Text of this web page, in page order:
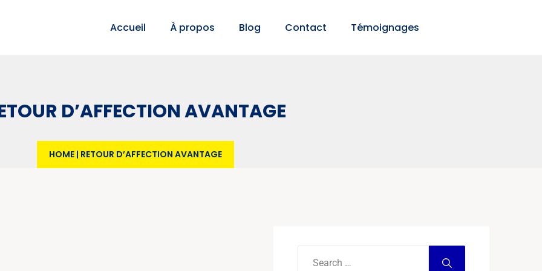
Accueil À propos Blog Contact Témoignages
D’AFFECTION AVANTAGE
HOME | RETOUR D’AFFECTION AVANTAGE